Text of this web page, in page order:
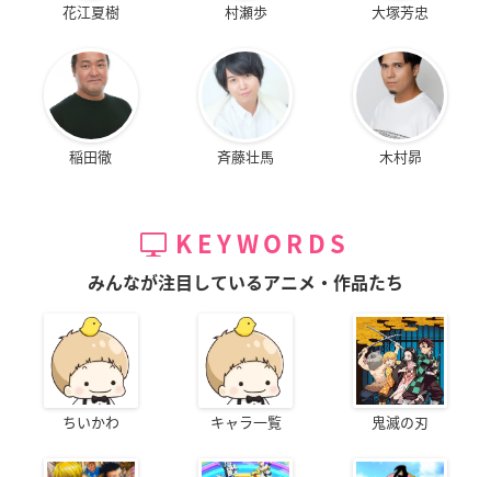
花江夏樹 村瀬歩 大塚芳忠
稲田徹 斉藤壮馬 木村昴
KEYWORDS
みんなが注目しているアニメ・作品たち
ちいかわ キャラ一覧 鬼滅の刃